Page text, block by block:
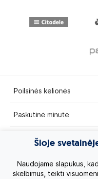
Poilsinės kelionės
Paskutinė minutė
Egzotinės kelionės
Kruizai
Šioje
Naudojame slapukus,
skelbimus, teikti